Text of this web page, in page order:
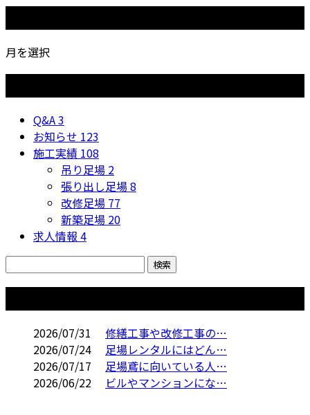
月を選択
Q&A3
お知らせ 123
施工実績 108
吊り足場 2
張り出し足場 8
改修足場 77
新築足場 20
求人情報 4
2026/07/31
修繕工事や改修工事の…
2026/07/24
足場レンタルにはどん…
2026/07/17
足場鳶に向いている人…
2026/06/22
ビルやマンションにな…